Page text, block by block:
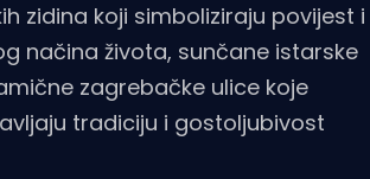
zidina koji simboliziraju povijest i
načina života, sunčane istarske
zagrebačke ulice koje
tradiciju i gostoljubivost